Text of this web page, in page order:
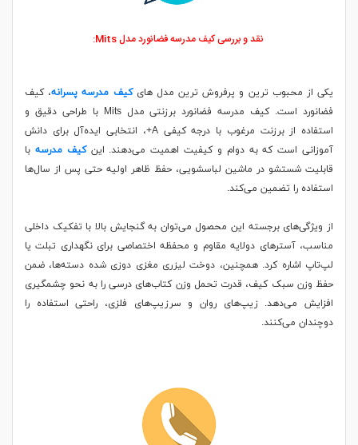
نقد و بررسی کیف مدرسه فضانورد مدل Mits:
یکی از محبوب ترین و پرفروش ترین مدل های کیف مدرسه پسرانه، کیف
فضانورد است. کیف مدرسه فضانورد برزنتی مدل Mits با طراحی دقیق و
استفاده از برزنت مرغوب با درجه کیفی A+، انتخابی ایده‌آل برای دانش‌
آموزانی است که به دوام و کیفیت اهمیت می‌دهند. این کیف مدرسهبا
قابلیت شستشو در ماشین لباسشویی، حفظ ظاهر اولیه حتی پس از سال‌ها
استفاده را تضمین می‌کند.
از ویژگی‌های برجسته این محصول می‌توان به گنجایش بالا با تفکیک داخلی
مناسب، آسترهای دولایه مقاوم و محفظه اختصاصی برای نگهداری تبلت یا
لپ‌تاپ اشاره کرد. همچنین، دوخت لیزری مغزی دوزی شده دسته‌ها، ضمن
حفظ وزن سبک کیف، قدرت تحمل وزن کتاب‌های درسی را به نحو چشمگیری
افزایش می‌دهد. زیپ‌های روان و سرزیپ‌های فلزی، راحتی استفاده را
دوچندان می‌کنند.